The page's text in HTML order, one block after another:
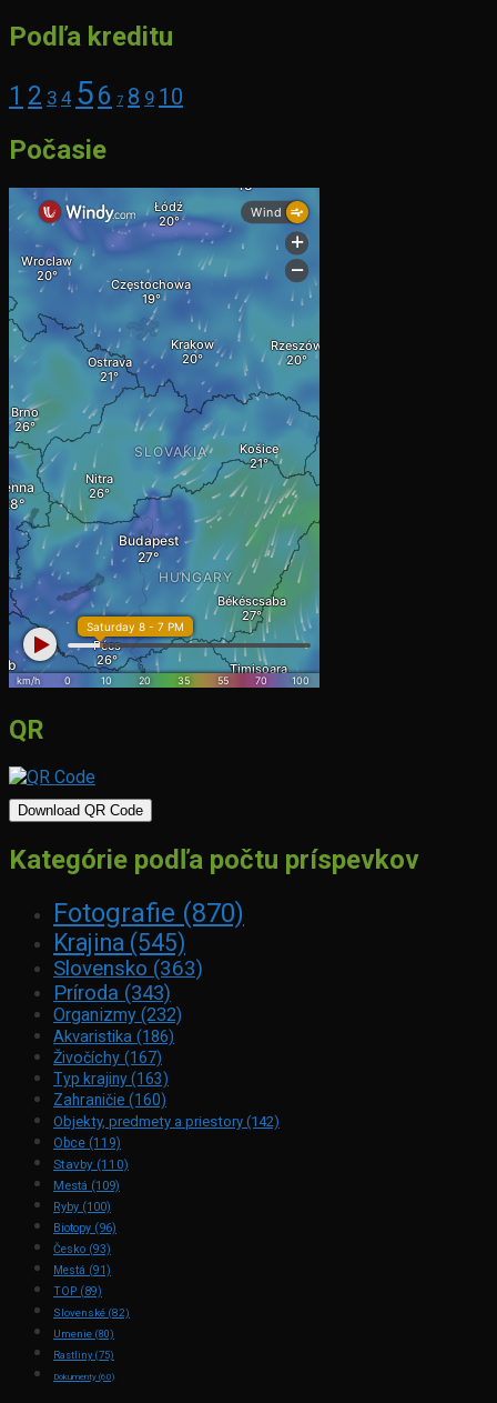
Podľa kreditu
1 2 3 4 56 7 8 9 10
Počasie
QR
Download QR Code
Kategórie podľa počtu príspevkov
Fotografie (870)
Krajina (545)
Slovensko (363)
Príroda (343)
Organizmy (232)
Akvaristika (186)
Živočíchy (167)
Typ krajiny(163)
Zahraničie (160)
Objekty, predmety a priestory (142)
Obce (119)
Stavby (110)
Mestá (109)
Ryby (100)
Biotopy (96)
Česko (93)
Mestá (91)
TOP (89)
Slovenské (82)
Umenie (80)
Rastliny (75)
Dokumenty (60)